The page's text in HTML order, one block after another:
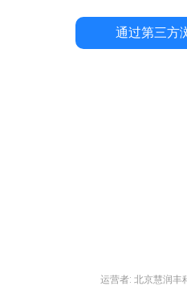
通过第三方
运营者: 北京慧润丰